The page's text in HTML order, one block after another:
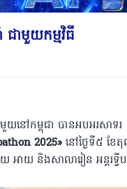
ជាមួយកម្មវិធី
យនៅកម្ពុជា បានអបអរសាទរ
2025»នៅថ្ងៃទី៥ ខែតុ
ាយ និងសាលារៀន អន្តរទ្វីប